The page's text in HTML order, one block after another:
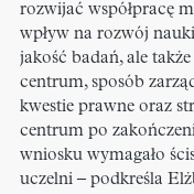
rozwijać współpracę
wpływ na rozwój
jakość badań, ale
centrum, sposób
kwestie prawne oraz
centrum po
wniosku wymagało
uczelni – podkreśla